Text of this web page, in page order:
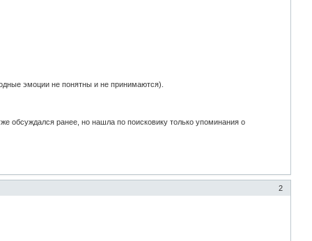
эмоции не понятны и не принимаются).
обсуждался ранее, но нашла по поисковику только упоминания о
2